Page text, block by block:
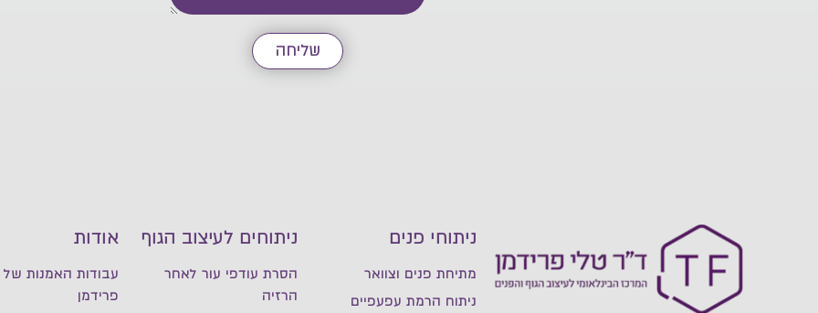
שליחה
ניתוחי פנים
מתיחת פנים וצוואר
ניתוח הרמת עפעפיים
ניתוחים לעיצוב הגוף
הסרת עודפי עור לאחר
הרזיה
אודות
עבודות האמנות של
פרידמן